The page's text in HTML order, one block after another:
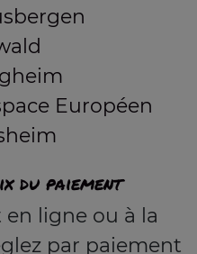
Européen
du paiement
ligne ou à la
par paiement